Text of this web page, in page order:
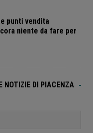
punti vendita
niente da fare per
NOTIZIE DI PIACENZA